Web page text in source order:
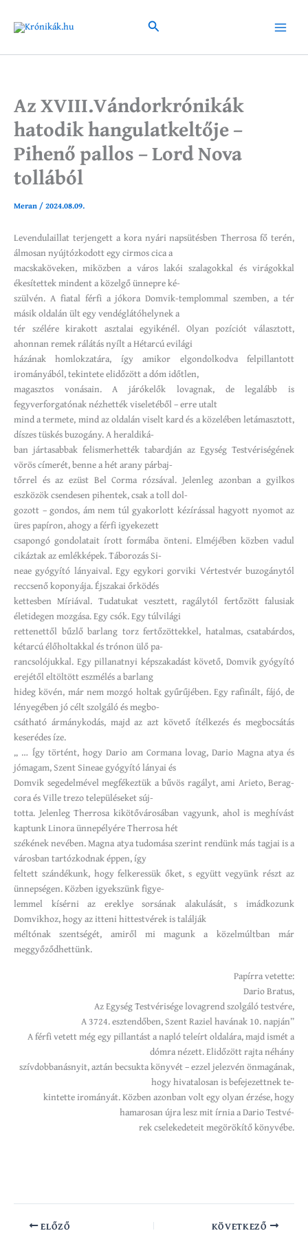
content
Search
Main
Az XVIII.Vándorkrónikák
hatodik hangulatkeltője –
Pihenő pallos – Lord Nova
tollából
Meran /2024.08.09.
Levendulaillat terjengett a kora nyári napsütésben Therrosa fő terén,
álmosan nyújtózkodott egy cirmos cica a
macskaköveken, miközben a város lakói szalagokkal és virágokkal
ékesítettek mindent a közelgő ünnepre ké-
szülvén. A fiatal férfi a jókora Domvik-templommal szemben, a tér
másik oldalán ült egy vendéglátóhelynek a
tér szélére kirakott asztalai egyikénél. Olyan pozíciót választott,
ahonnan remek rálátás nyílt a Hétarcú evilági
házának homlokzatára, így amikor elgondolkodva felpillantott
irományából, tekintete elidőzött a dóm időtlen,
magasztos vonásain. A járókelők lovagnak, de legalább is
fegyverforgatónak nézhették viseletéből – erre utalt
mind a termete, mind az oldalán viselt kard és a közelében letámasztott,
díszes tüskés buzogány. A heraldiká-
ban jártasabbak felismerhették tabardján az Egység Testvériségének
vörös címerét, benne a hét arany párbaj-
tőrrel és az ezüst Bel Corma rózsával. Jelenleg azonban a gyilkos
eszközök csendesen pihentek, csak a toll dol-
gozott – gondos, ám nem túl gyakorlott kézírással hagyott nyomot az
üres papíron, ahogy a férfi igyekezett
csapongó gondolatait írott formába önteni. Elméjében közben vadul
cikáztak az emlékképek. Táborozás Si-
neae gyógyító lányaival. Egy egykori gorviki Vértestvér buzogánytól
reccsenő koponyája. Éjszakai őrködés
kettesben Míriával. Tudatukat vesztett, ragálytól fertőzött falusiak
életidegen mozgása. Egy csók. Egy túlvilági
rettenettől bűzlő barlang torz fertőzöttekkel, hatalmas, csatabárdos,
kétarcú élőholtakkal és trónon ülő pa-
rancsolójukkal. Egy pillanatnyi képszakadást követő, Domvik gyógyító
erejétől eltöltött eszmélés a barlang
hideg kövén, már nem mozgó holtak gyűrűjében. Egy rafinált, fájó, de
lényegében jó célt szolgáló és megbo-
csátható ármánykodás, majd az azt követő ítélkezés és megbocsátás
keserédes íze.
„ … Így történt, hogy Dario am Cormana lovag, Dario Magna atya és
jómagam, Szent Sineae gyógyító lányai és
Domvik segedelmével megfékeztük a bűvös ragályt, ami Arieto, Berag-
cora és Ville trezo településeket súj-
totta. Jelenleg Therrosa kikötővárosában vagyunk, ahol is meghívást
kaptunk Linora ünnepélyére Therrosa hét
székének nevében. Magna atya tudomása szerint rendünk más tagjai is a
városban tartózkodnak éppen, így
feltett szándékunk, hogy felkeressük őket, s együtt vegyünk részt az
ünnepségen. Közben igyekszünk figye-
lemmel kísérni az ereklye sorsának alakulását, s imádkozunk
Domvikhoz, hogy az itteni hittestvérek is találják
méltónak szentségét, amiről mi magunk a közelmúltban már
meggyőződhettünk.
Papírra vetette:
Dario Bratus,
Az Egység Testvérisége lovagrend szolgáló testvére,
A 3724. esztendőben, Szent Raziel havának 10. napján”
A férfi vetett még egy pillantást a napló teleírt oldalára, majd ismét a
dómra nézett. Elidőzött rajta néhány
szívdobbanásnyit, aztán becsukta könyvét – ezzel jelezvén önmagának,
hogy hivatalosan is befejezettnek te-
kintette irományát. Közben azonban volt egy olyan érzése, hogy
hamarosan újra lesz mit írnia a Dario Testvé-
rek cselekedeteit megörökítő könyvébe.
ELŐZŐ KÖVETKEZŐ